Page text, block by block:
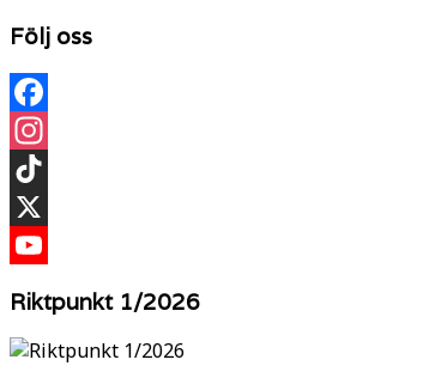
för
inlägg
Följ oss
Facebook
Instagram
TikTok
X
Riktpunkt 1/2026